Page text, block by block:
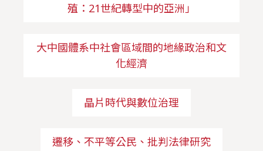
殖：21世紀轉型中的亞洲」
大中國體系中社會區域間的地緣政治和文
化經濟
晶片時代與數位治理
遷移、不平等公民、批判法律研究